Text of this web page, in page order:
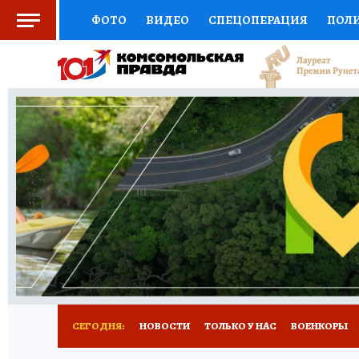
ФОТО ВИДЕО СПЕЦОПЕРАЦИЯ
СОЦПОДДЕРЖКА НАУКА СПОРТ
ВЫБОР ЭКСПЕРТОВ ДОКТОР
КНИЖНАЯ ПОЛКА ПРОГНОЗЫ НА СПОРТ
ПРЕСС-ЦЕНТР НЕДВИЖИМОСТЬ
РАДИО КП РЕКЛАМА ТЕСТЫ НОВОЕ
СЕГОДНЯ: НОВОСТИ ТОЛЬКО У НАС ВОЕНКОРЫ